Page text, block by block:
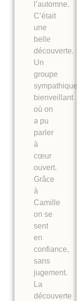
l’automne.
C’était
une
belle
découverte.
Un
groupe
sympathique,
bienveillant
où on
a pu
parler
à
cœur
ouvert.
Grâce
à
Camille
on se
sent
en
confiance,
sans
jugement.
La
découverte